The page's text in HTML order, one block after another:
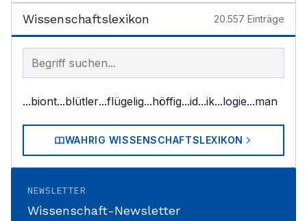
Wissenschaftslexikon 20.557 Einträge
Begriff im Lexikon suchen
...biont...blütler...flügelig...höffig...id...ik...logie...man
WAHRIG WISSENSCHAFTSLEXIKON
NEWSLETTER
Wissenschaft-Newsletter